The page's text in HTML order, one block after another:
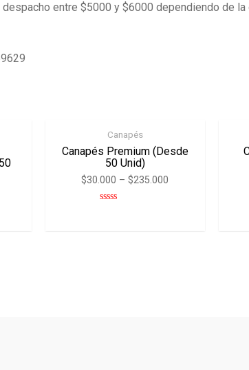
entre $5000 y $6000 dependiendo de la
Canapés
Canapés Premium (desde
50 Unid)
$30.000 –$235.000